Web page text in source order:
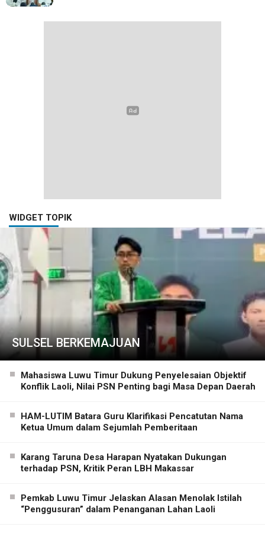
WIDGET TOPIK
SULSEL BERKEMAJUAN
Mahasiswa Luwu Timur Dukung Penyelesaian Objektif
Konflik Laoli, Nilai PSN Penting bagi Masa Depan Daerah
HAM-LUTIM Batara Guru Klarifikasi Pencatutan Nama
Ketua Umum dalam Sejumlah Pemberitaan
Karang Taruna Desa Harapan Nyatakan Dukungan
terhadap PSN, Kritik Peran LBH Makassar
Pemkab Luwu Timur Jelaskan Alasan Menolak Istilah
“Penggusuran” dalam Penanganan Lahan Laoli